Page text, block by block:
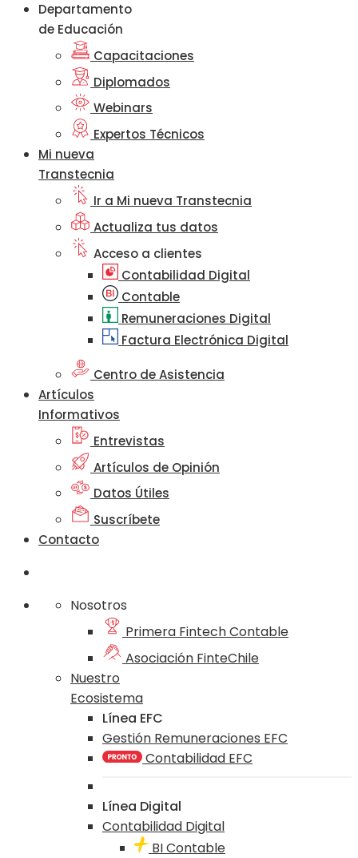
Departamento
de Educación
Capacitaciones
Diplomados
Webinars
Expertos Técnicos
Mi nueva
Transtecnia
Ir a Mi nueva Transtecnia
Actualiza tus datos
Acceso a clientes
Contabilidad Digital
Contable
Remuneraciones Digital
Factura Electrónica Digital
Centro de Asistencia
Artículos
Informativos
Entrevistas
Artículos de Opinión
Datos Útiles
Suscríbete
Contacto
Nosotros
Primera Fintech Contable
Asociación FinteChile
Nuestro
Ecosistema
Línea EFC
Gestión Remuneraciones EFC
Contabilidad EFC
Línea Digital
Contabilidad Digital
BI Contable